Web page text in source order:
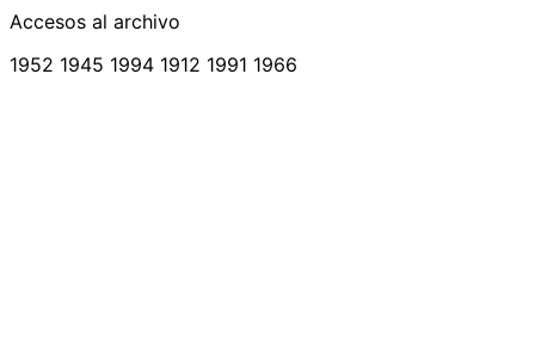
Accesos al archivo
1952 1945 1994 1912 1991 1966